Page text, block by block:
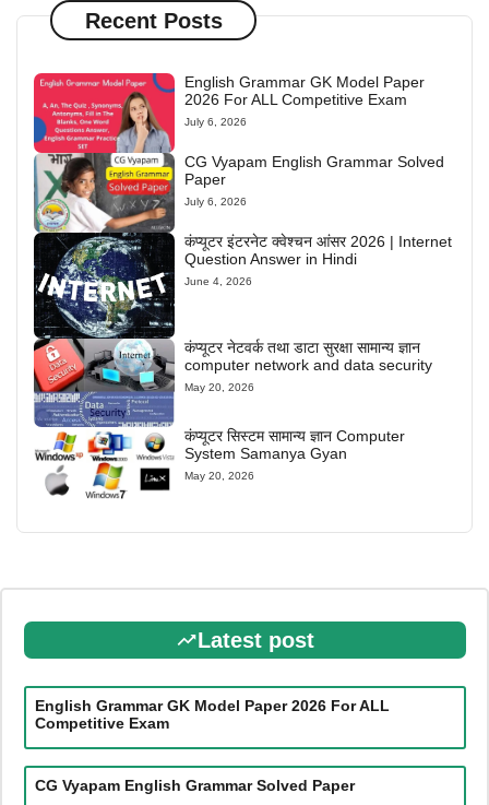
Recent Posts
English Grammar GK Model Paper
2026 For ALL Competitive Exam
July 6, 2026
CG Vyapam English Grammar Solved
Paper
July 6, 2026
कंप्यूटर इंटरनेट क्वेश्चन आंसर 2026 | Internet
Question Answer in Hindi
June 4, 2026
कंप्यूटर नेटवर्क तथा डाटा सुरक्षा सामान्य ज्ञान
computer network and data security
May 20, 2026
कंप्यूटर सिस्टम सामान्य ज्ञान Computer
System Samanya Gyan
May 20, 2026
Latest post
English Grammar GK Model Paper 2026 For ALL
Competitive Exam
CG Vyapam English Grammar Solved Paper